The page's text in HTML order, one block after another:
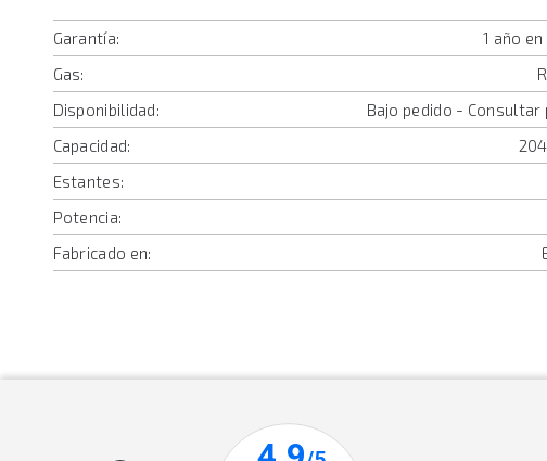
Garantía:
1 año
Gas:
Disponibilidad:
Bajo pedido - Consultar
Capacidad:
Estantes:
Potencia:
Fabricado en: